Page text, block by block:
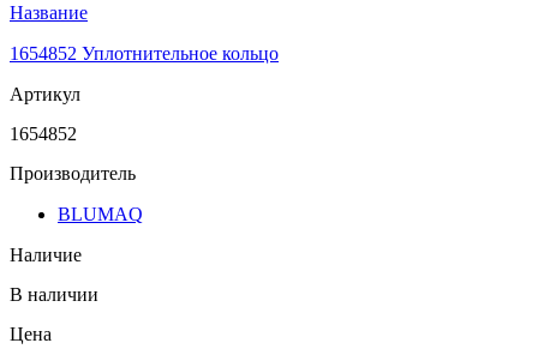
Название
1654852 Уплотнительное кольцо
Артикул
1654852
Производитель
BLUMAQ
Наличие
В наличии
Цена